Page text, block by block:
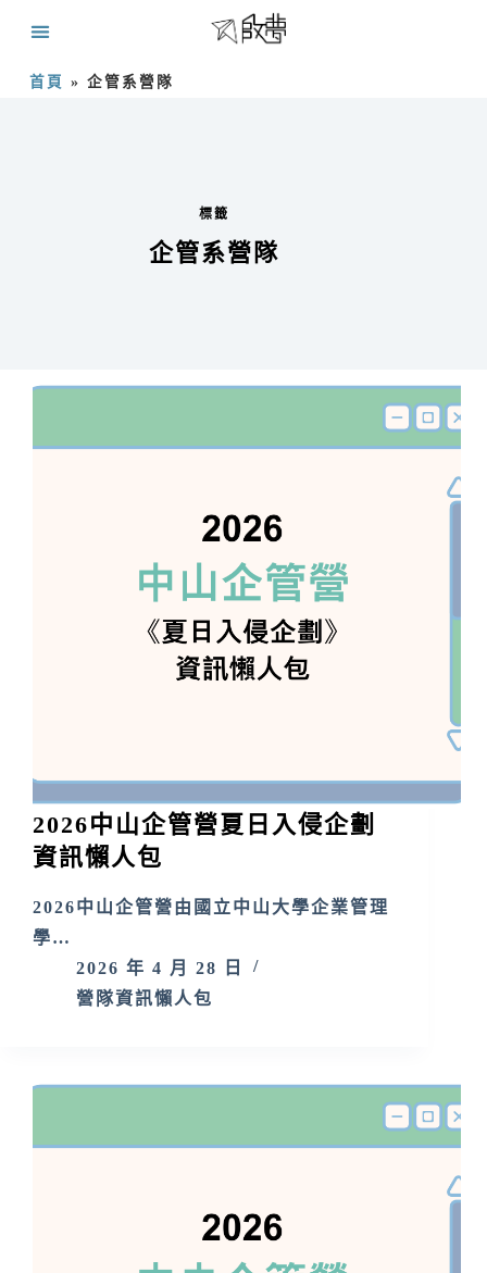
首頁 » 企管系營隊
標籤
企管系營隊
2026中山企管營夏日入侵企劃
資訊懶人包
2026中山企管營由國立中山大學企業管理
學…
2026 年 4 月 28 日
營隊資訊懶人包